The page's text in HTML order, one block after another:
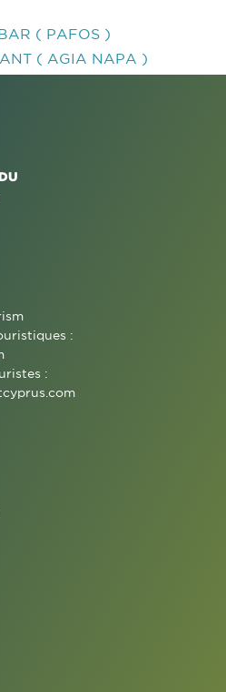
( PAFOS )
( AGIA NAPA )
:
: